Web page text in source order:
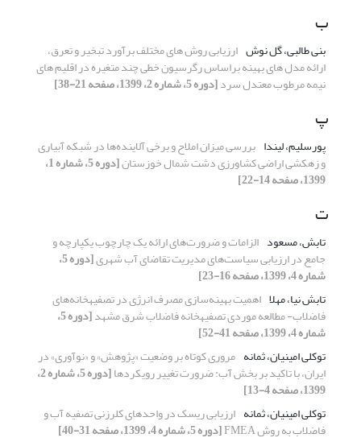
ب
بنی طالبی، گل نوش ارزیابی روش‎ های مختلف برآورد تبخیر و تعرق،
ارائه مدل‎ های بهینه براساس رگرسیون خطی چند متغیره در اقلیم‎ های
نیمه مرطوب معتدل سرد[دوره 5، شماره 2، 1399، صفحه 21-38]
پ
پورسلیم، لیندا بررسی میزان املاح و برخی آلاینده‌ها در شبکه آبیاری
و زهکشی اراضی کشاورزی دشت شمال خوزستان [دوره 5، شماره 1،
1399، صفحه 14-22]
ت
تابش، مسعود الزامات و ضرورت‌های ارائه یک چارچوب یکپارچه و
جامع در ارزیابی سیاست‌های مدیریت تقاضای آب شهری [دوره 5،
شماره 4، 1399، صفحه 16-23]
تابش نیا، مهلا
اهمیت بهینه‌سازی مصرف انرژی در تصفیه‎خانه‎‌های
فاضلاب- مطالعه موردی تصفیه‎خانه‌ فاضلاب شرق مشهد [دوره 5،
شماره 4، 1399، صفحه 41-52]
توکلی امینیان، ثمانه مروری کوتاه بر وضعیت «پژوهش» و «نوآوری» در
ایران، با تاکید بر بخش آب: ضرورت تغییر رویکردها [دوره 5، شماره 2،
1399، صفحه 4-13]
توکلی امینیان، ثمانه ارزیابی ریسک در واحدهای کلرزنی تصفیه آب و
فاضلاب به روش FMEA [دوره 5، شماره 4، 1399، صفحه 31-40]